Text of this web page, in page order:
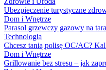
Ubezpieczenie turystyczne
Dom i Wnętrze
Parasol grzewczy gazowy na
Technologia
Chcesz tanią polisę OC/AC?
Dom i Wnętrze
Grillowanie bez stresu – jak